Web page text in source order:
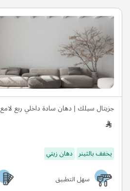
جزيتال سيلك | دهان سادة داخلي ربع لامع
يخفف بالثينر دهان زيتي
سهل التطبيق